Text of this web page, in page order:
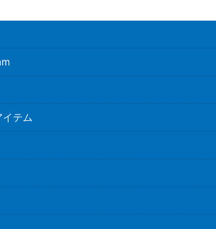
テム